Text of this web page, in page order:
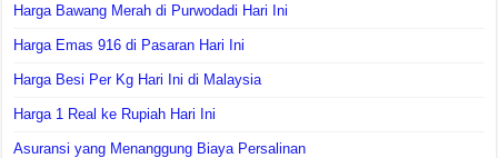
Harga Bawang Merah di Purwodadi Hari Ini
Harga Emas 916 di Pasaran Hari Ini
Harga Besi Per Kg Hari Ini di Malaysia
Harga 1 Real ke Rupiah Hari Ini
Asuransi yang Menanggung Biaya Persalinan